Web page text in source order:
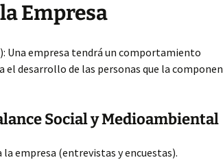
Empresa
Una empresa tendrá un comportamiento
desarrollo de las personas que la componen
Social y Medioambiental
empresa (entrevistas y encuestas).